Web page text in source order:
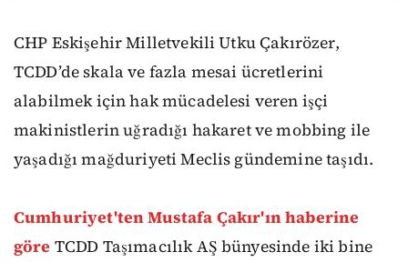
CHP Eskişehir Milletvekili Utku Çakırözer,
TCDD’de skala ve fazla mesai ücretlerini
alabilmek için hak mücadelesi veren işçi
makinistlerin uğradığı hakaret ve mobbing ile
yaşadığı mağduriyeti Meclis gündemine taşıdı.
Cumhuriyet'ten Mustafa Çakır'ın haberine
göre TCDD Taşımacılık AŞ bünyesinde iki bine